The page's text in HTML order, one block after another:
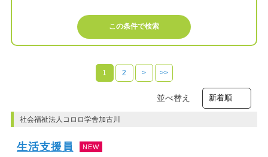
この条件で検索
1 2 > >>
並べ替え
社会福祉法人コロロ学舎加古川
生活支援員 NEW